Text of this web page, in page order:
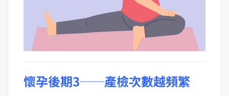
懷孕後期3──產檢次數越頻繁